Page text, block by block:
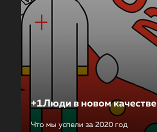
+1Люди в новом качестве
Что мы успели за 2020 год